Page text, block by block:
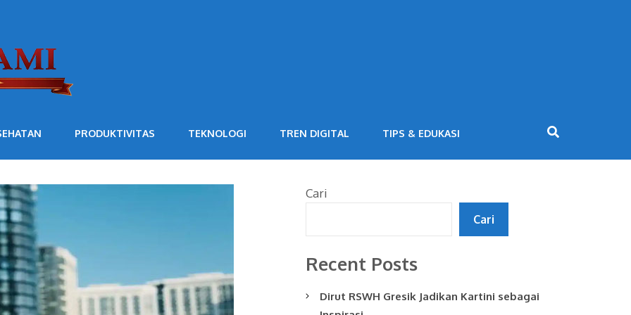
PRODUKTIVITAS TEKNOLOGI TREN DIGITAL TIPS & EDUKASI
Cari
Cari
Recent Posts
Dirut RSWH Gresik Jadikan Kartini sebagai